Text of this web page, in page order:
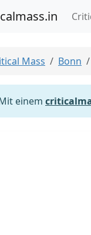
Mass Bonn
einem